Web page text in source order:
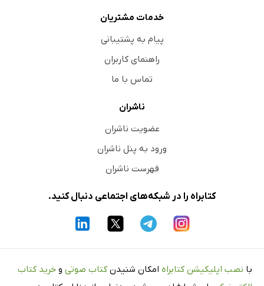
خدمات مشتریان
پیام به پشتیبانی
راهنمای کاربران
تماس با ما
ناشران
عضویت ناشران
ورود به پنل ناشران
فهرست ناشران
کتابراه را در شبکه‌های اجتماعی دنبال کنید.
با نصب اپلیکیشن کتابراه امکان شنیدن کتاب صوتی و خرید کتاب